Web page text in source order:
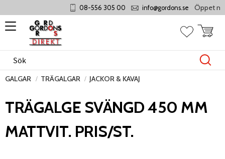
Meny
08-556 305 00 info@gordons.se Öppet
Favoriter
GALGAR TRÄGALGAR JACKOR & KAVAJ
TRÄGALGE SVÄNGD 450 MM
MATTVIT. PRIS/ST.